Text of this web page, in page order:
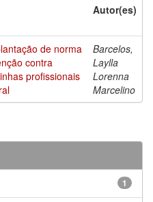
Autor(es)
de norma
contra
profissionais
Barcelos,
Laylla
Lorenna
Marcelino
1